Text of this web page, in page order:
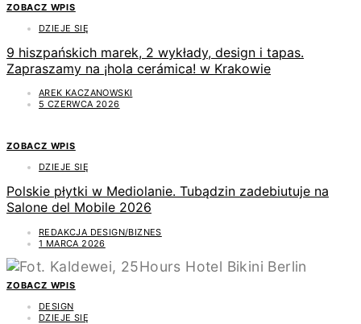
ZOBACZ WPIS
DZIEJE SIĘ
9 hiszpańskich marek, 2 wykłady, design i tapas.
Zapraszamy na ¡hola cerámica! w Krakowie
AREK KACZANOWSKI
5 CZERWCA 2026
ZOBACZ WPIS
DZIEJE SIĘ
Polskie płytki w Mediolanie. Tubądzin zadebiutuje na
Salone del Mobile 2026
REDAKCJA DESIGN/BIZNES
1 MARCA 2026
ZOBACZ WPIS
DESIGN
DZIEJE SIĘ